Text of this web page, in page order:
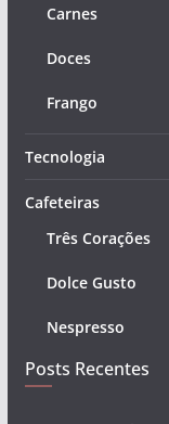
Carnes
Doces
Frango
Tecnologia
Cafeteiras
Três Corações
Dolce Gusto
Nespresso
Posts Recentes